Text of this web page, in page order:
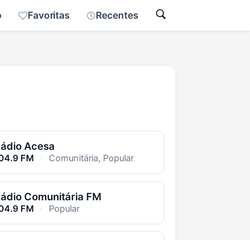
Favoritas Recentes
Acesa
FM · Comunitária, Popular
Comunitária FM
FM · Popular